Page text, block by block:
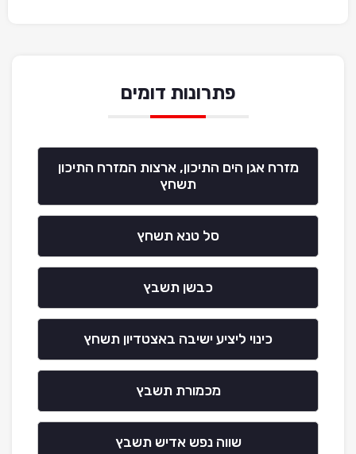
פתרונות דומים
מזרח אגן הים התיכון, ארצות המזרח התיכון
תשחץ
סל טנא תשחץ
כבשן תשבץ
כינוי ליציע ישיבה באצטדיון תשחץ
מכמורת תשבץ
שווה נפש אדיש תשבץ